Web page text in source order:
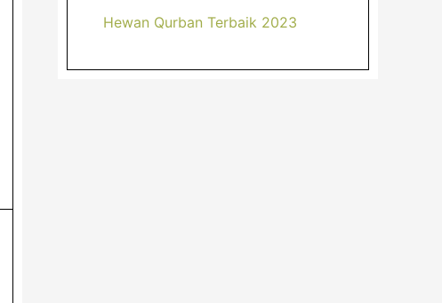
Hewan Qurban Terbaik 2023